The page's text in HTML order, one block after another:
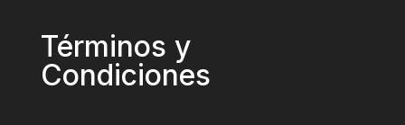
Términos y
Condiciones